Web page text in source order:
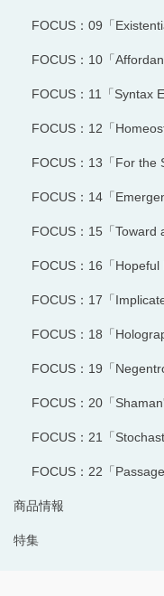
FOCUS：09「
FOCUS：10「
FOCUS：11「Syntax
FOCUS：12「
FOCUS：13「For the
FOCUS：14「
FOCUS：15「Toward
FOCUS：16「Hopeful
FOCUS：17「
FOCUS：18「
FOCUS：19「
FOCUS：20「
FOCUS：21「
FOCUS：22「Passage
商品情報
特集